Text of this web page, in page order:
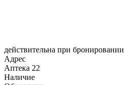
действительна при бронировании
Адрес
Аптека 22
Наличие